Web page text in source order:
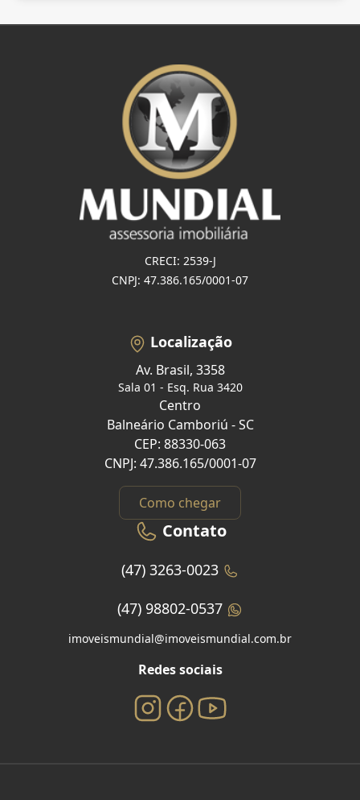
CRECI: 2539-J
CNPJ: 47.386.165/0001-07
Localização
Av. Brasil, 3358
Sala 01 - Esq. Rua 3420
Centro
Balneário Camboriú - SC
CEP: 88330-063
CNPJ: 47.386.165/0001-07
Como chegar
Contato
(47) 3263-0023
(47) 98802-0537
imoveismundial@imoveismundial.com.br
Redes sociais